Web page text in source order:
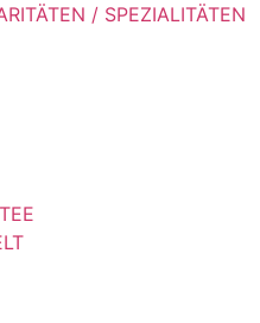
/ SPEZIALITÄTEN